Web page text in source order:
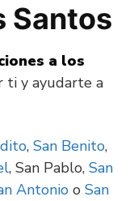
Santos
a los
ti y ayudarte a
, San Benito,
, San Pablo, San
Antonio o San